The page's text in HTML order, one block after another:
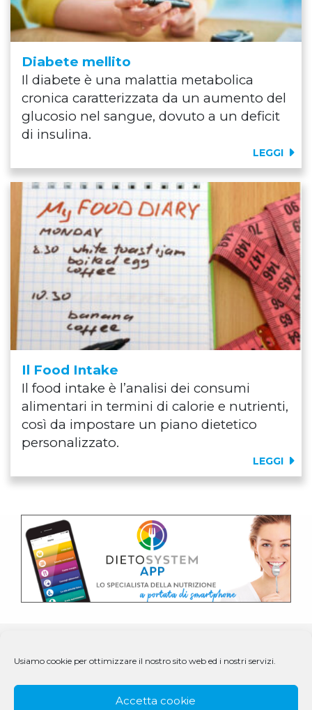
Usiamo cookie per ottimizzare il nostro sito web ed i nostri servizi.
Accetta cookie
Diabete mellito
Il diabete è una malattia metabolica
cronica caratterizzata da un aumento del
glucosio nel sangue, dovuto a un deficit
di insulina.
LEGGI
Il Food Intake
Il food intake è l’analisi dei consumi
alimentari in termini di calorie e nutrienti,
così da impostare un piano dietetico
personalizzato.
LEGGI